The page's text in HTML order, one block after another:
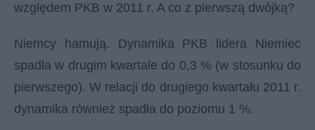
względem PKB w 2011 r. A co z pierwszą dwójką?
Niemcy hamują. Dynamika PKB lidera Niemiec
spadła w drugim kwartale do 0,3 % (w stosunku do
pierwszego). W relacji do drugiego kwartału 2011 r.
dynamika również spadła do poziomu 1 %.